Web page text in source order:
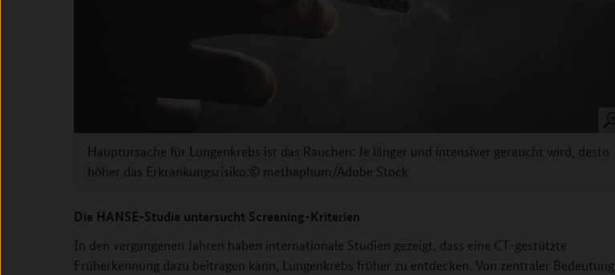
Hauptursache für Lungenkrebs ist das Rauchen: Je länger und intensiver geraucht wird, desto
höher das Erkrankungsrisiko.© methaphum/Adobe Stock
Die HANSE-Studie untersucht Screening-Kriterien
In den vergangenen Jahren haben internationale Studien gezeigt, dass eine CT-gestützte
Früherkennung dazu beitragen kann, Lungenkrebs früher zu entdecken. Von zentraler Bedeutung